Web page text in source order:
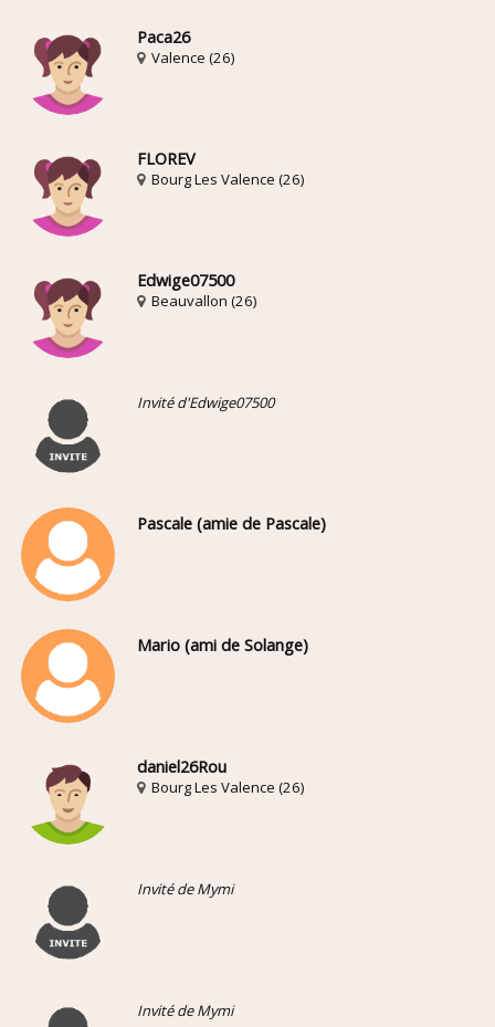
Paca26
Valence (26)
FLOREV
Bourg Les Valence (26)
Edwige07500
Beauvallon (26)
Invité d'Edwige07500
Pascale (amie de Pascale)
Mario (ami de Solange)
daniel26Rou
Bourg Les Valence (26)
Invité de Mymi
Invité de Mymi